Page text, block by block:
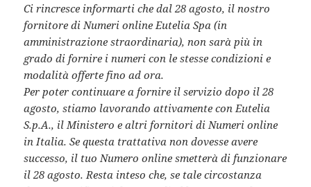
Ci rincresce informarti che dal 28 agosto, il nostro
fornitore di Numeri online Eutelia Spa (in
amministrazione straordinaria), non sarà più in
grado di fornire i numeri con le stesse condizioni e
modalità offerte fino ad ora.
Per poter continuare a fornire il servizio dopo il 28
agosto, stiamo lavorando attivamente con Eutelia
S.p.A., il Ministero e altri fornitori di Numeri online
in Italia. Se questa trattativa non dovesse avere
successo, il tuo Numero online smetterà di funzionare
il 28 agosto. Resta inteso che, se tale circostanza